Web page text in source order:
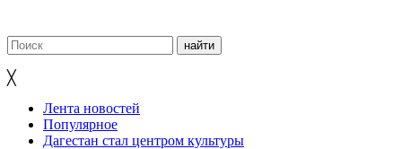
╳
Лента новостей
Популярное
Дагестан стал центром культуры